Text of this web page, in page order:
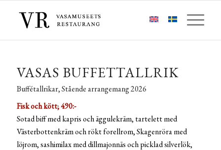
VASAS BUFFETTALLRIK
Buffétallrikar, Stående arrangemang 2026
Fisk och kött; 490:-
Sotad biff med kapris och äggulekräm, tartelett med
Västerbottenkräm och rökt forellrom, Skagenröra med
löjrom, sashimilax med dillmajonnäs och picklad silverlök,